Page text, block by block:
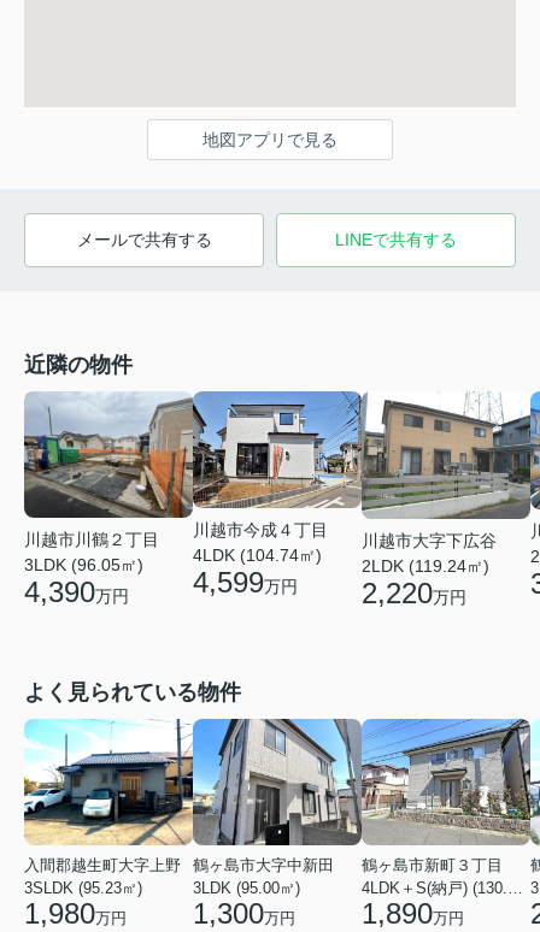
地図アプリで見る
メールで共有する LINEで共有する
近隣の物件
川越市川鶴２丁目
3LDK (96.05㎡)
4,390万円
川越市今成４丁目
4LDK (104.74㎡)
4,599万円
川越市大字下広谷
2LDK (119.24㎡)
2,220万円
よく見られている物件
入間郡越生町大字上野
3SLDK (95.23㎡)
1,980万円
鶴ヶ島市大字中新田
3LDK (95.00㎡)
1,300万円
鶴ヶ島市新町３丁目
4LDK＋S(納戸) (130.50㎡)
1,890万円